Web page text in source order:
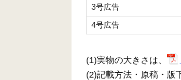
3号広告
4号広告
(1)実物の大きさは、
(2)記載方法・原稿・版